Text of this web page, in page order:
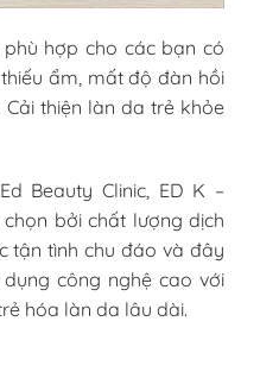
hợp cho các bạn có
ẩm, mất độ đàn hồi
thiện làn da trẻ khỏe
Beauty Clinic, ED K –
bởi chất lượng dịch
tận tình chu đáo và đây
công nghệ cao với
hóa làn da lâu dài.